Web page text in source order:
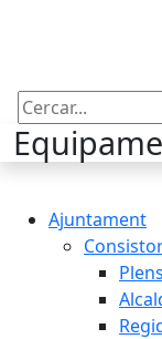
Cercar:
Ajuntament